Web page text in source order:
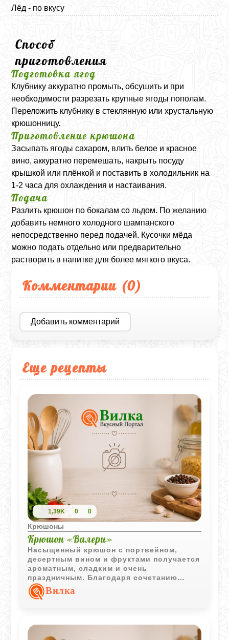
Лёд - по вкусу
Способ
приготовления
Подготовка ягод
Клубнику аккуратно промыть, обсушить и при
необходимости разрезать крупные ягоды пополам.
Переложить клубнику в стеклянную или хрустальную
крюшонницу.
Приготовление крюшона
Засыпать ягоды сахаром, влить белое и красное
вино, аккуратно перемешать, накрыть посуду
крышкой или плёнкой и поставить в холодильник на
1-2 часа для охлаждения и настаивания.
Подача
Разлить крюшон по бокалам со льдом. По желанию
добавить немного холодного шампанского
непосредственно перед подачей. Кусочки мёда
можно подать отдельно или предварительно
растворить в напитке для более мягкого вкуса.
Комментарии (0)
Добавить комментарий
Еще рецепты
1,39K 0 0
Крюшоны
Крюшон «Валери»
Насыщенный крюшон с портвейном,
десертным вином и фруктами получается
ароматным, сладким и очень
праздничным. Благодаря сочетанию
разных видов алкоголя напиток
приобретает глубокий вкус, а
Вилка